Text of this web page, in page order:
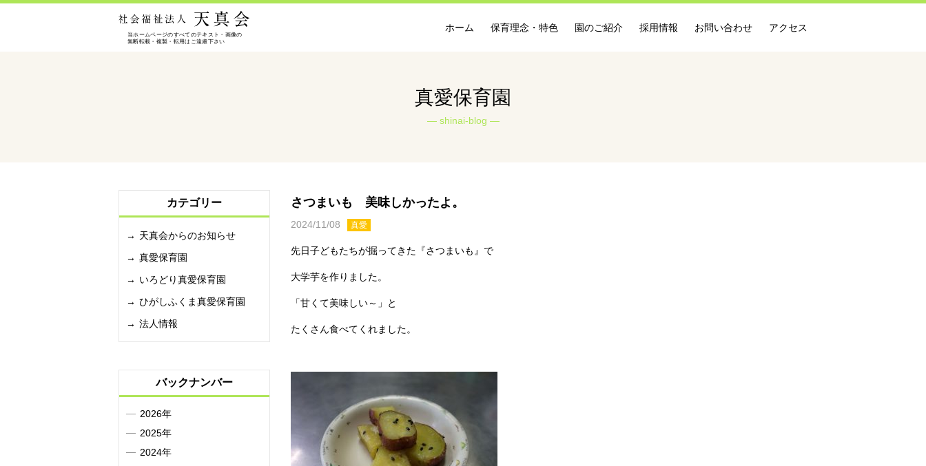
ホーム 保育理念・特色 園のご紹介 採用情報 お問い合わせ アクセス
真愛保育園
shinai-blog
さつまいも 美味しかったよ。
2024/11/08 真愛
先日子どもたちが掘ってきた『さつまいも』で
大学芋を作りました。
「甘くて美味しい～」と
たくさん食べてくれました。
カテゴリー
天真会からのお知らせ
真愛保育園
いろどり真愛保育園
ひがしふくま真愛保育園
法人情報
バックナンバー
2026年
2025年
2024年